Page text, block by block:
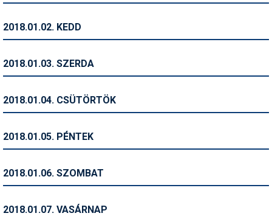
Ingatlan
Kerékpár
Magazinok
2018.01.02. KEDD
2018.01.03. SZERDA
2018.01.04. CSÜTÖRTÖK
2018.01.05. PÉNTEK
2018.01.06. SZOMBAT
2018.01.07. VASÁRNAP